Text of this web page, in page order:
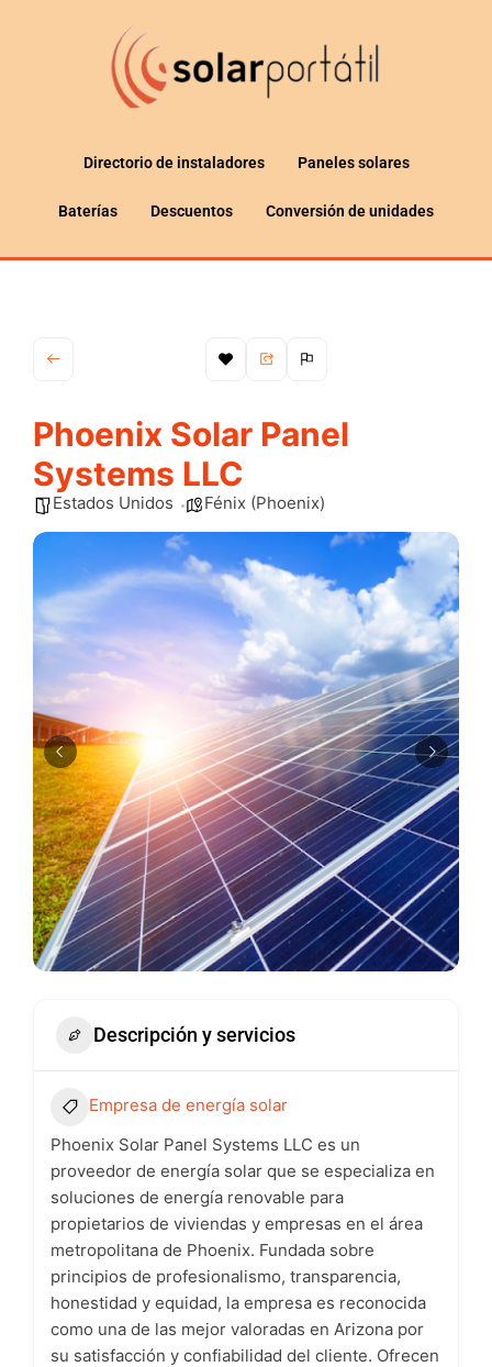
Directorio de instaladores Paneles solares
Baterías Descuentos Conversión de unidades
Phoenix Solar Panel
Systems LLC
Estados Unidos Fénix (Phoenix)
Descripción y servicios
Empresa de energía solar
Phoenix Solar Panel Systems LLC es un
proveedor de energía solar que se especializa en
soluciones de energía renovable para
propietarios de viviendas y empresas en el área
metropolitana de Phoenix. Fundada sobre
principios de profesionalismo, transparencia,
honestidad y equidad, la empresa es reconocida
como una de las mejor valoradas en Arizona por
su satisfacción y confiabilidad del cliente. Ofrecen